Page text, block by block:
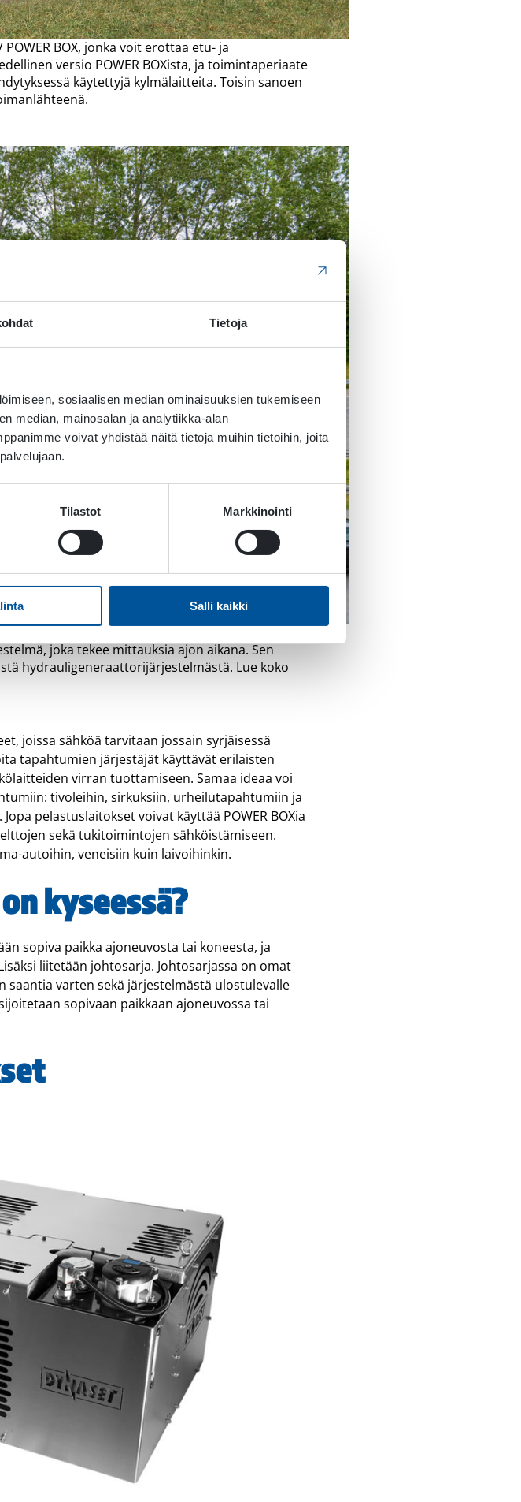
Tietoja
sosiaalisen median ominaisuuksien tukemiseen
median, mainosalan ja analytiikka-alan
voivat yhdistää näitä tietoja muihin tietoihin, joita
Tilastot Markkinointi
Salli kaikki
BOX, jonka voit erottaa etu- ja
versio POWER BOXista, ja toimintaperiaate
käytettyjä kylmälaitteita. Toisin sanoen
joka tekee mittauksia ajon aikana. Sen
hydrauligeneraattorijärjestelmästä. Lue koko
joissa sähköä tarvitaan jossain syrjäisessä
tapahtumien järjestäjät käyttävät erilaisten
virran tuottamiseen. Samaa ideaa voi
tivoleihin, sirkuksiin, urheilutapahtumiin ja
pelastuslaitokset voivat käyttää POWER BOXia
sekä tukitoimintojen sähköistämiseen.
autoihin, veneisiin kuin laivoihinkin.
kyseessä?
sopiva paikka ajoneuvosta tai koneesta, ja
liitetään johtosarja. Johtosarjassa on omat
varten sekä järjestelmästä ulostulevalle
sopivaan paikkaan ajoneuvossa tai